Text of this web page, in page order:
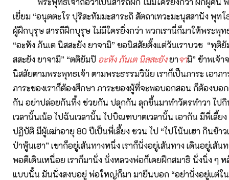
เยี่ยม “อนุตตะโร ปุริสะทัมมะสาระถิ สัตถาเทวะมะนุสสานัง พุทโ
ผู้ฝึกบุรุษ สารถีฝึกบุรุษ ไม่มีใครยิ่งกว่า พวกเรานี่ก็มาให้พระพุ
“อะหัง ภันเต นิสสะยัง ยาจามิ” ขอนิสสัยตั้งแต่วันเราบวช “ทุติ
สสะยัง ยาจามิ” “ตติยัมปิ อะหัง ภันเต นิสสะยังยาจามิ” ข้าพเจ้
นิสสัยตามพระพุทธเจ้า ตามพระธรรมวินัย เราก็เป็นภาระ เอาภ
ภาระของเราก็ต้องศึกษา ภาระของผู้ที่จะพอบอกสอน ก็ต้องบอ
กัน อย่าปล่อยกันทิ้ง ช่วยกัน ปลุกกัน ลุกขึ้นมาทำวัตรทำวา ไป
เวลานั้นเน้อ ไปฉันเวลานั้น ไปบิณฑบาตเวลานั้น เอากัน มีพี่เลี้ย
ปฏิบัติ มีผู้เฒ่าอายุ 80 ปีเป็นพี่เลี้ยง ชวน ไป “ไปโน้นเฮา กินข้าว
ป่าพู้นเฮา” เขาก็อยู่เส้นทางหนึ่ง เราก็นั่งอยู่เส้นทาง เดินอยู่เส้น
พอดีเดินเหนื่อย เราก็มานั่ง นั่งหลวงพ่อก็เคยฝึกสมาธิ นั่งนิ่ง ๆ
แบบนั้น มันนั่งสงบอยู่ พ่อใหญ่ก็มา มายืนบอก “อย่านั่งอยู่แต่ใ